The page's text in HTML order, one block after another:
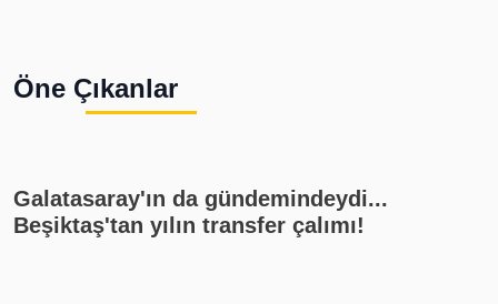
Öne Çıkanlar
Galatasaray'ın da gündemindeydi...
Beşiktaş'tan yılın transfer çalımı!